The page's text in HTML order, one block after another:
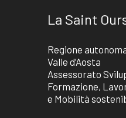
La Saint
Regione
Valle d’Aosta
Assessorato
Formazione,
e Mobilità